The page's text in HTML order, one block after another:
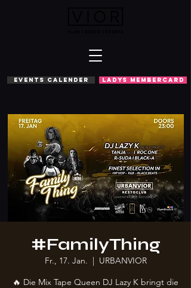
EVENTS CALENDER LADYS MEMBERCARD
#FamilyThing
Fr., 17. Jan.
  |
URBANVIOR
🔥 Die Mix Tape Queen DJ Lazy K bringt die